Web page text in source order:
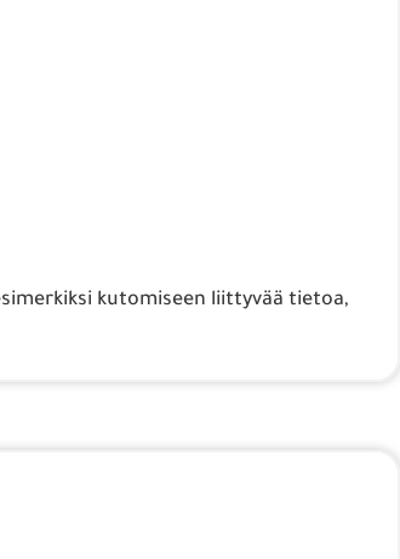
kutomiseen liittyvää tietoa,